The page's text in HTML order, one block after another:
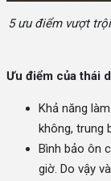
5 ưu điểm vượt
Ưu điểm của thái
Khả năng
không, trung
Bình bảo ôn
giờ. Do vậy